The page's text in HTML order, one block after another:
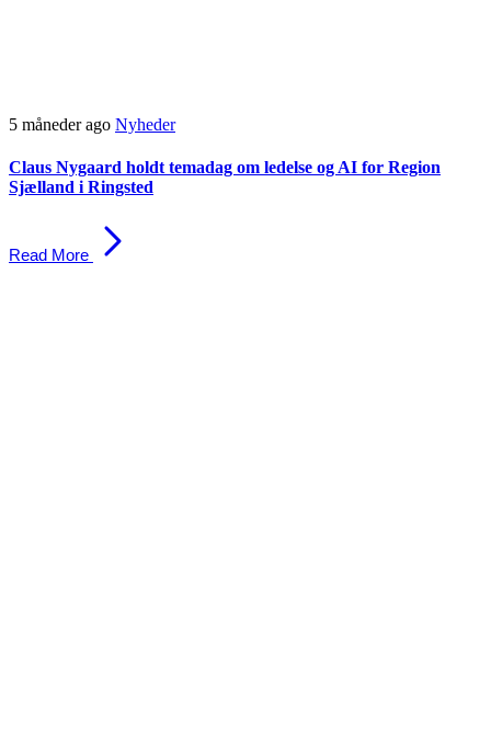
5 måneder ago Nyheder
Claus Nygaard holdt temadag om ledelse og AI for Region
Sjælland i Ringsted
Read More